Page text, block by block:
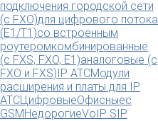
подключения городской сети
(с FXO)для цифрового потока
(E1/T1)со встроенным
роутеромкомбинированные
(c FXS, FXO, E1)аналоговые (с
FXO и FXS)IP АТСМодули
расширения и платы для IP
АТСЦифровыеОфисныес
GSMНедорогиеVoIP SIP